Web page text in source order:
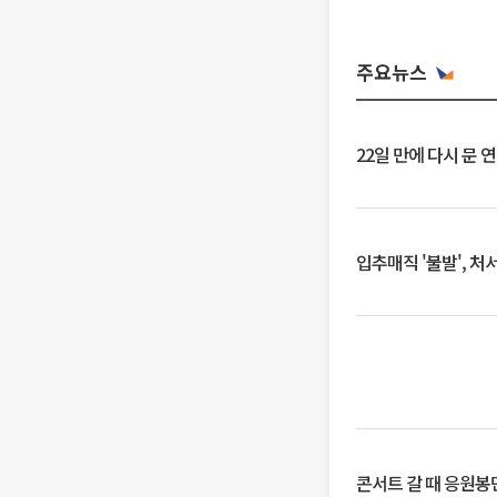
주요뉴스
22일 만에 다시 문
입추매직 '불발', 처
콘서트 갈 때 응원